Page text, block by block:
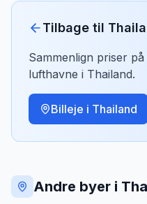
Tilbage til
Sammenlign priser
lufthavne i Thailand.
Billeje i Thailand
Andre byer i